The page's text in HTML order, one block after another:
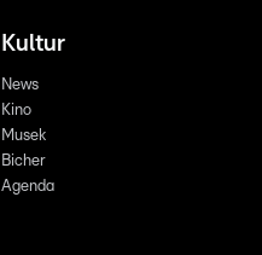
Kultur
News
Kino
Musek
Bicher
Agenda